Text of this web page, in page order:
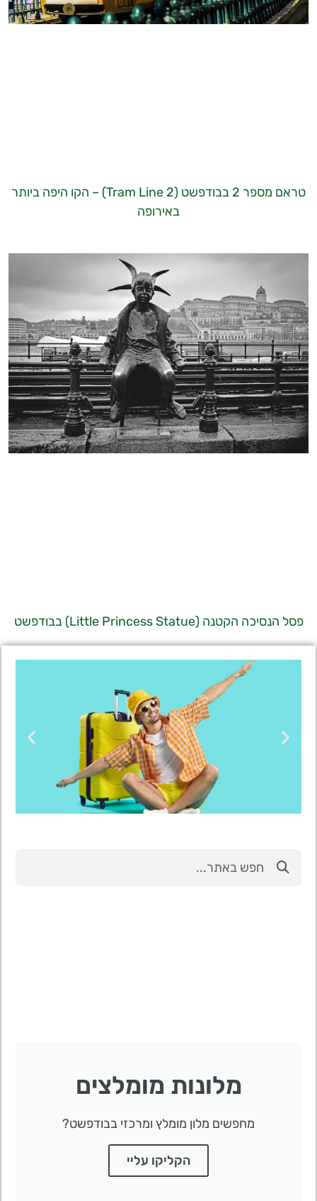
טראם מספר 2 בבודפשט (Tram Line 2) – הקו היפה ביותר
באירופה
פסל הנסיכה הקטנה (Little Princess Statue) בבודפשט
מציאת
מלונות מומלצים
מחפשים מלון מומלץ ומרכזי בבודפשט?
הקליקו עליי